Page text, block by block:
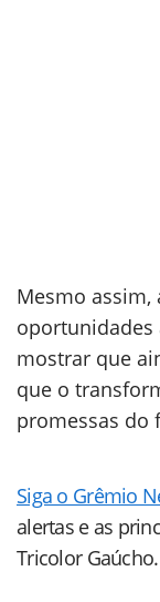
Mesmo assim,
oportunidades
mostrar que
que o
promessas do
Siga o Grêmio
alertas e as
Tricolor Gaúcho.